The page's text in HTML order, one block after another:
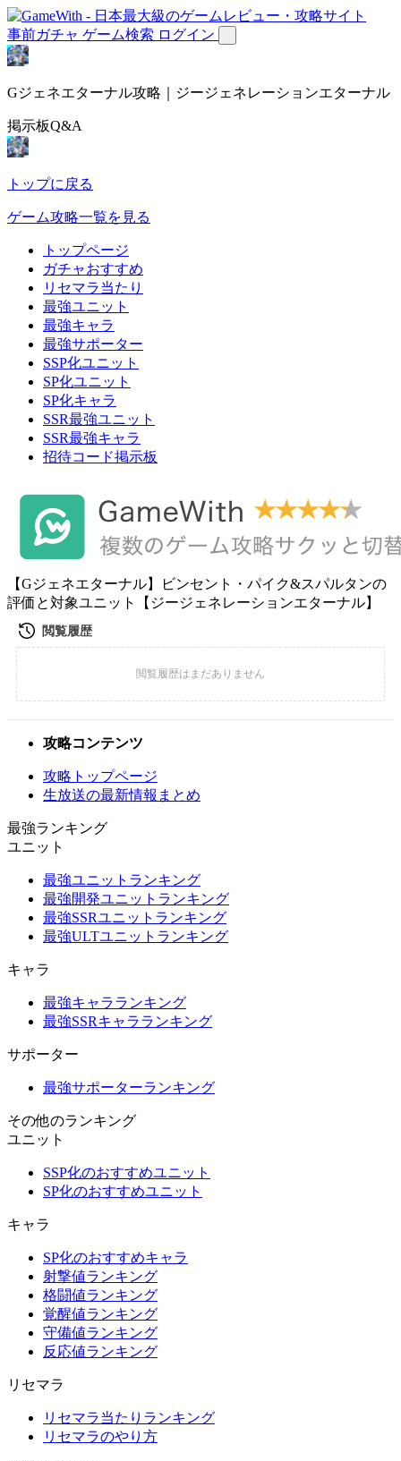
事前ガチャ ゲーム検索 ログイン
Gジェネエターナル攻略｜ジージェネレーションエターナル
掲示板Q&A
トップに戻る
ゲーム攻略一覧を見る
トップページ
ガチャおすすめ
リセマラ当たり
最強ユニット
最強キャラ
最強サポーター
SSP化ユニット
SP化ユニット
SP化キャラ
SSR最強ユニット
SSR最強キャラ
招待コード掲示板
【Gジェネエターナル】ビンセント・パイク&スパルタンの
評価と対象ユニット【ジージェネレーションエターナル】
攻略コンテンツ
攻略トップページ
生放送の最新情報まとめ
最強ランキング
ユニット
最強ユニットランキング
最強開発ユニットランキング
最強SSRユニットランキング
最強ULTユニットランキング
キャラ
最強キャラランキング
最強SSRキャラランキング
サポーター
最強サポーターランキング
その他のランキング
ユニット
SSP化のおすすめユニット
SP化のおすすめユニット
キャラ
SP化のおすすめキャラ
射撃値ランキング
格闘値ランキング
覚醒値ランキング
守備値ランキング
反応値ランキング
リセマラ
リセマラ当たりランキング
リセマラのやり方